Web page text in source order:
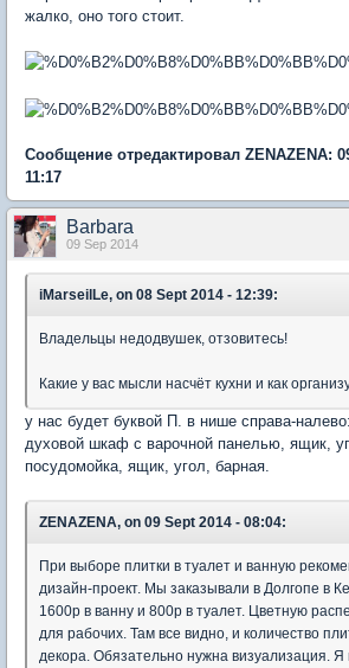
жалко, оно того стоит.
Сообщение отредактировал ZENAZENA:
11:17
Barbara
09 Sep 2014
iMarseilLe, on 08 Sept 2014 - 12:39:
Владельцы недодвушек, отзовитесь!
Какие у вас мысли насчёт кухни и как
у нас будет буквой П. в нише справа-
духовой шкаф с варочной панелью, ящик,
посудомойка, ящик, угол, барная.
ZENAZENA, on 09 Sept 2014 - 08:04:
При выборе плитки в туалет и ванную
дизайн-проект. Мы заказывали в Долгопе в
1600р в ванну и 800р в туалет. Цветную
для рабочих. Там все видно, и количество
декора. Обязательно нужна визуализация. Я